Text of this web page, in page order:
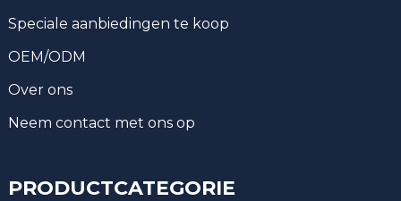
Speciale aanbiedingen te koop
OEM/ODM
Over ons
Neem contact met ons op
PRODUCTCATEGORIE